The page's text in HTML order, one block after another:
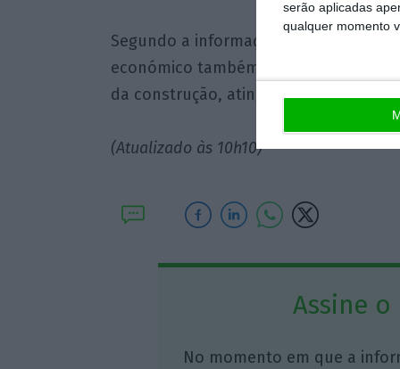
serão aplicadas
qualquer momento
Segundo a informação divulgada pela
económico também melhorou graças
da construção, atingindo um máximo
(Atualizado às 10h10)
Assine o
No momento em que a